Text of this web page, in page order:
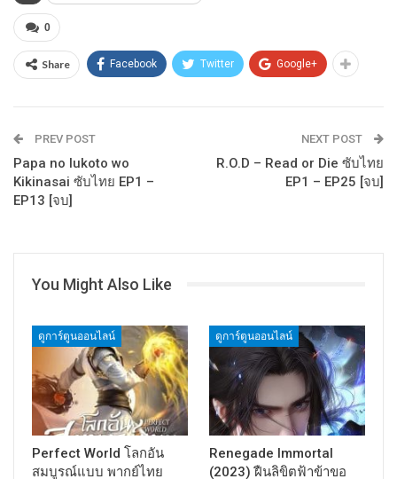
0
Share Facebook Twitter Google+
PREV POST
Papa no Iukoto wo
Kikinasai ซับไทย EP1 –
EP13 [จบ]
NEXT POST
R.O.D – Read or Die ซับไทย
EP1 – EP25 [จบ]
You Might Also Like
ดูการ์ตูนออนไลน์
Perfect World โลกอัน
สมบูรณ์แบบ พากย์ไทย
ดูการ์ตูนออนไลน์
Renegade Immortal
(2023) ฝืนลิขิตฟ้าข้าขอ